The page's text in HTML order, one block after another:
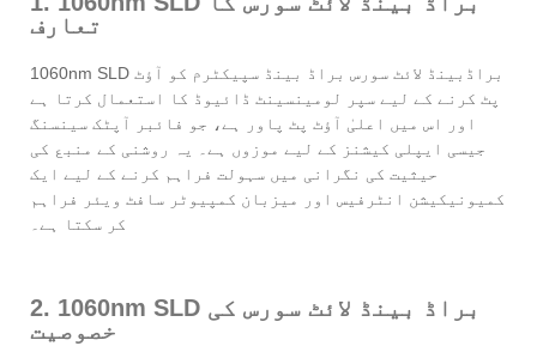
تعارف
1060nm SLD براڈبینڈ لائٹ سورس براڈ بینڈ سپیکٹرم کو آؤٹ
پٹ کرنے کے لیے سپر لومینسینٹ ڈائیوڈ کا استعمال کرتا ہے
اور اس میں اعلیٰ آؤٹ پٹ پاور ہے، جو فائبر آپٹک سینسنگ
جیسی ایپلی کیشنز کے لیے موزوں ہے۔ یہ روشنی کے منبع کی
حیثیت کی نگرانی میں سہولت فراہم کرنے کے لیے ایک
کمیونیکیشن انٹرفیس اور میزبان کمپیوٹر سافٹ ویئر فراہم
کر سکتا ہے۔
2. 1060nm SLD براڈ بینڈ لائٹ سورس کی
خصوصیت